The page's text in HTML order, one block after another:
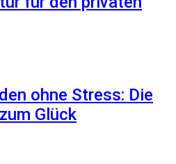
ohne Stress: Die
Glück